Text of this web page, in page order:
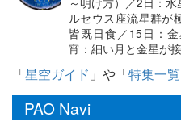
ルセウス座流星群が
皆既日食／15日：
宵：細い月と金星が
「星空ガイド 」や「特集一覧
PAO Navi